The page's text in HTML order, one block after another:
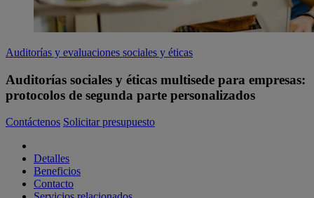
Auditorías y evaluaciones sociales y éticas
Auditorías sociales y éticas multisede para empresas:
protocolos de segunda parte personalizados
Contáctenos Solicitar presupuesto
Detalles
Beneficios
Contacto